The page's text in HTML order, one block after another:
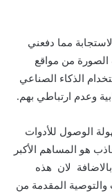
مما دفعني
الصورة من مواقع
الذكاء الصناعي
وعدم ارتباطي بهم.
الوصول للأدوات
هو المساهم الأكبر
بالاضافة لان هذه
والتوصية المقدمة من